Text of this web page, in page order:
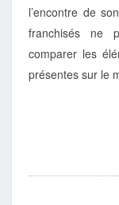
l’encontre de
franchisés ne
comparer les
présentes sur le